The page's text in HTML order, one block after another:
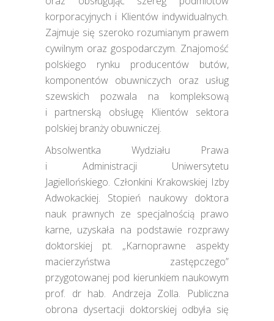
korporacyjnych i Klientów indywidualnych.
Zajmuje się szeroko rozumianym prawem
cywilnym oraz gospodarczym. Znajomość
polskiego rynku producentów butów,
komponentów obuwniczych oraz usług
szewskich pozwala na kompleksową
i partnerską obsługę Klientów sektora
polskiej branży obuwniczej.
Absolwentka Wydziału Prawa
i Administracji Uniwersytetu
Jagiellońskiego. Członkini Krakowskiej Izby
Adwokackiej. Stopień naukowy doktora
nauk prawnych ze specjalnością prawo
karne, uzyskała na podstawie rozprawy
doktorskiej pt. „Karnoprawne aspekty
macierzyństwa zastępczego”
przygotowanej pod kierunkiem naukowym
prof. dr hab. Andrzeja Zolla. Publiczna
obrona dysertacji doktorskiej odbyła się